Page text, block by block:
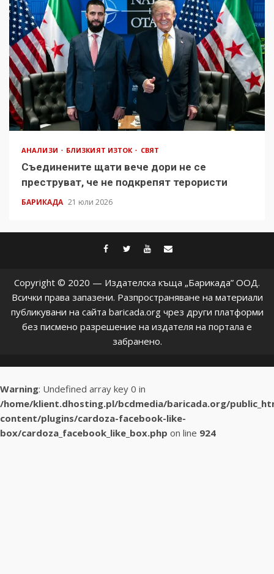
АНАЛИЗИ БЛИЗКИЯТ ИЗТОК СВЯТ
Съединените щати вече дори не се
преструват, че не подкрепят терористи
БАРИКАДА 21 юли 2026
facebook
twitter
youtube
Copyright © 2020 — Издателска къща „Барикада” ООД.
Всички права запазени. Разпространяване на материали
публикувани на сайта baricada.org чрез други платформи
без писмено разрешение на издателя на портала е
забранено.
Warning: Undefined array key 0 in
/home/klient.dhosting.pl/bcdmedia/baricada.org/
content/plugins/cardoza-facebook-like-
box/cardoza_facebook_like_box.php on line 924